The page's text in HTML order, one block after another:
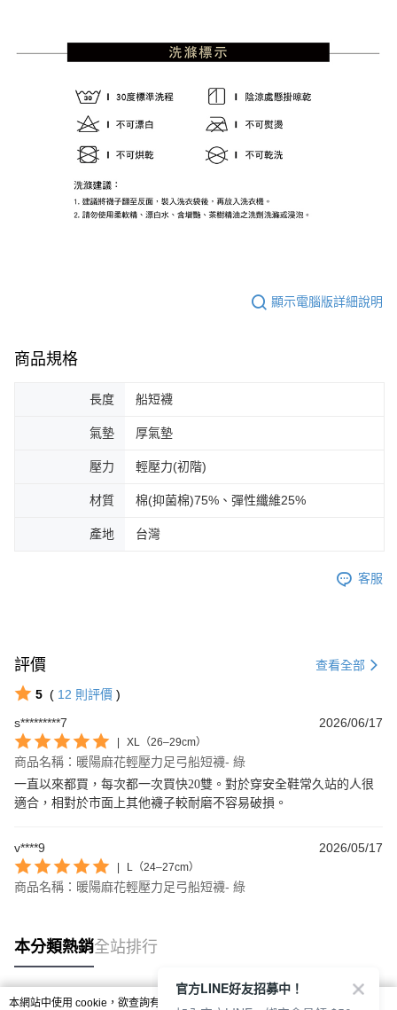
顯示電腦版詳細說明
商品規格
長度 船短襪
氣墊 厚氣墊
壓力 輕壓力(初階)
材質 棉(抑菌棉)75%、彈性纖維25%
產地 台灣
客服
評價 查看全部
5 ( 12 則評價 )
s*********7
2026/06/17
| XL（26–29cm）
商品名稱：暖陽麻花輕壓力足弓船短襪- 綠
一直以來都買，每次都一次買快20雙。對於穿安全鞋常久站的人很
適合，相對於市面上其他襪子較耐磨不容易破損。
v****9 2026/05/17
| L（24–27cm）
商品名稱：暖陽麻花輕壓力足弓船短襪- 綠
本分類熱銷全站排行
本網站中使用 cookie，欲查詢有關本網站使用 cookie 方式之詳情，及若您不希
官方LINE好友招募中！